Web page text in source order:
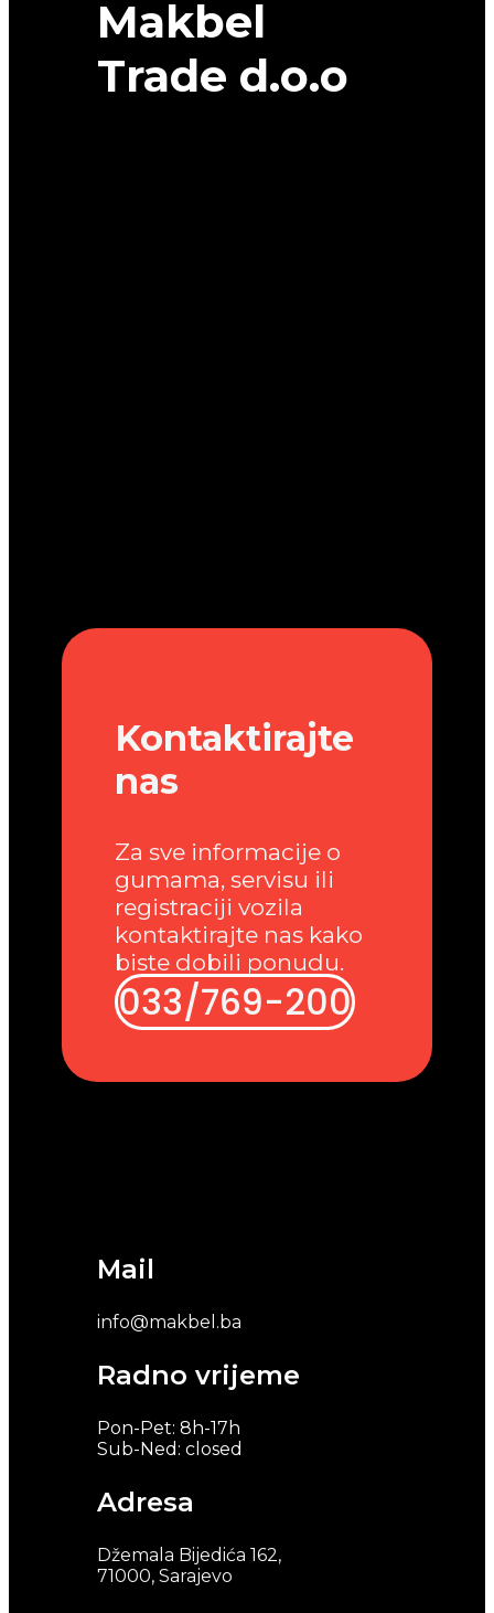
Makbel
Trade d.o.o
Mail
info@makbel.ba
Radno vrijeme
Pon-Pet: 8h-17h
Sub-Ned: closed
Adresa
Džemala Bijedića 162,
71000, Sarajevo
Kontaktirajte
nas
Za sve informacije o
gumama, servisu ili
registraciji vozila
kontaktirajte nas kako
biste dobili ponudu.
033/769-200